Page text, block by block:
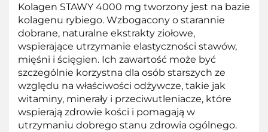
Kolagen STAWY 4000 mg tworzony jest na bazie
kolagenu rybiego. Wzbogacony o starannie
dobrane, naturalne ekstrakty ziołowe,
wspierające utrzymanie elastyczności stawów,
mięśni i ścięgien. Ich zawartość może być
szczególnie korzystna dla osób starszych ze
względu na właściwości odżywcze, takie jak
witaminy, minerały i przeciwutleniacze, które
wspierają zdrowie kości i pomagają w
utrzymaniu dobrego stanu zdrowia ogólnego.